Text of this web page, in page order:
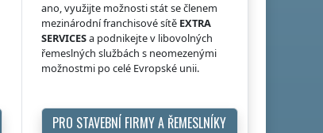
ano, využijte možnosti stát se členem
mezinárodní franchisové sítě EXTRA
SERVICESa podnikejte v libovolných
řemeslných službách s neomezenými
možnostmi po celé Evropské unii.
PRO STAVEBNÍ FIRMY A ŘEMESLNÍKY